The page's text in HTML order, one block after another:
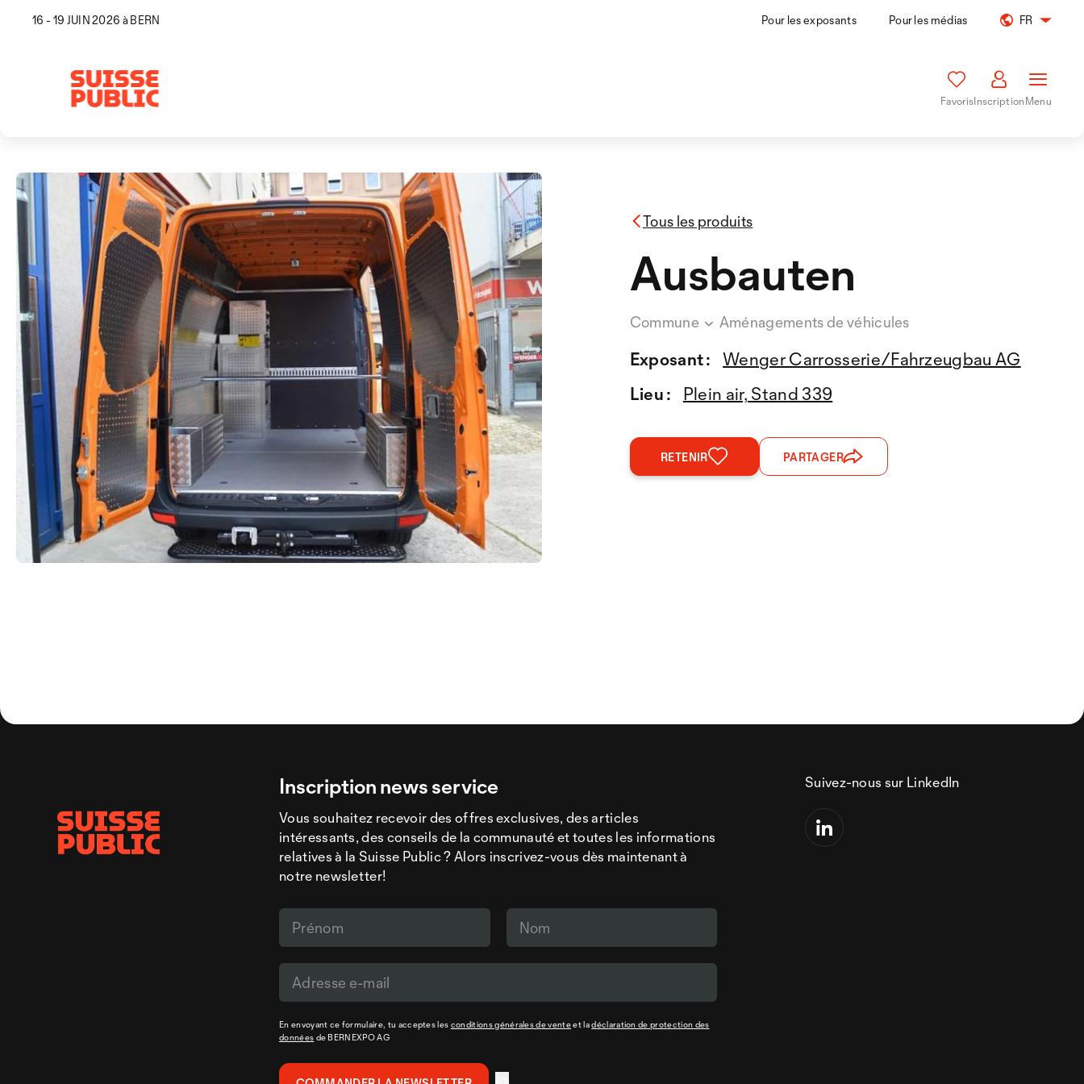
16 - 19 JUIN 2026 à BERN Pour les exposants Pour les médias FR
FavorisInscriptionMenu
Tous les produits
Ausbauten
Commune Aménagements de véhicules
Exposant :
Wenger Carrosserie/Fahrzeugbau AG
Lieu :
Plein air, Stand 339
RETENIR PARTAGER
Inscription news service
Vous souhaitez recevoir des offres exclusives, des articles
intéressants, des conseils de la communauté et toutes les informations
relatives à la Suisse Public ? Alors inscrivez-vous dès maintenant à
notre newsletter!
En envoyant ce formulaire, tu acceptes les conditions générales de venteet ladéclaration de protection des
données de BERNEXPO AG
Suivez-nous sur LinkedIn